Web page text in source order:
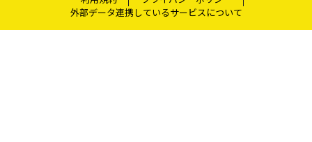
外部データ連携しているサービスについて